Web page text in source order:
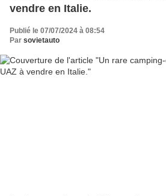
vendre en Italie.
Publié le 07/07/2024 à 08:54
Par sovietauto